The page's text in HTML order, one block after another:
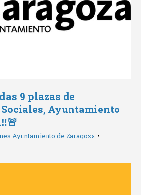
9 plazas de
Ayuntamiento
Ayuntamiento de Zaragoza